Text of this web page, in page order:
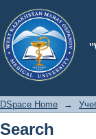
Search
DSpace Home →
Search